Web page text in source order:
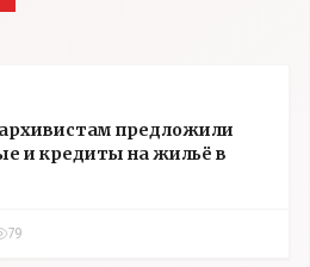
предложили
и кредиты на жильё в
79